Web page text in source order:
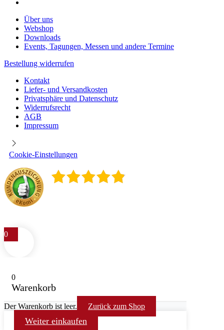
Über uns
Webshop
Downloads
Events, Tagungen, Messen und andere Termine
Bestellung widerrufen
Kontakt
Liefer- und Versandkosten
Privatsphäre und Datenschutz
Widerrufsrecht
AGB
Impressum
Cookie-Einstellungen
0
0
Warenkorb
Der Warenkorb ist leer. Zurück zum Shop
Weiter einkaufen